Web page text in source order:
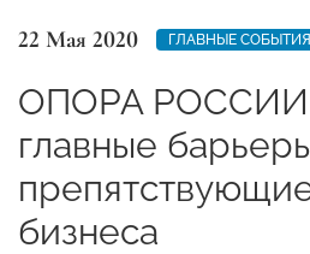
22 Мая 2020 ГЛАВНЫЕ СОБЫТИЯ
ОПОРА РОССИИ
главные
бизнеса